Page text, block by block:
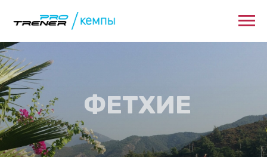
ФЕТХИЕ